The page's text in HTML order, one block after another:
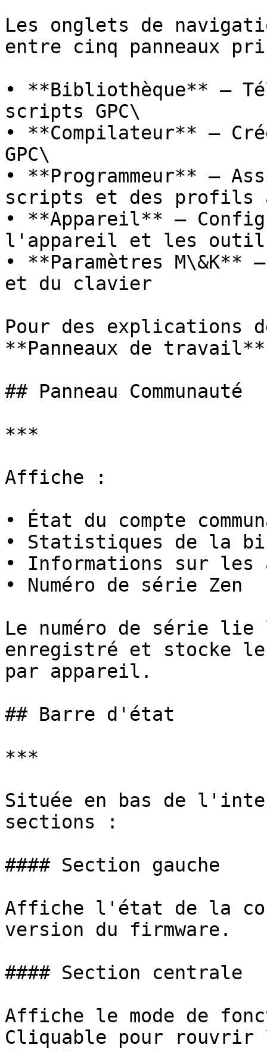
Les onglets de
entre cinq panneaux
• **Bibliothèque** –
scripts GPC\
• **Compilateur** –
GPC\
• **Programmeur** –
scripts et des profils
• **Appareil** –
l'appareil et les outils
• **Paramètres
et du clavier
Pour des
**Panneaux de travail**
## Panneau Communauté
***
Affiche :
• État du compte
• Statistiques de la
• Informations sur
• Numéro de série Zen
Le numéro de série
enregistré et stocke
par appareil.
## Barre d'état
***
Située en bas de
sections :
#### Section gauche
Affiche l'état de la
version du firmware.
#### Section centrale
Affiche le mode de
Cliquable pour rouvrir